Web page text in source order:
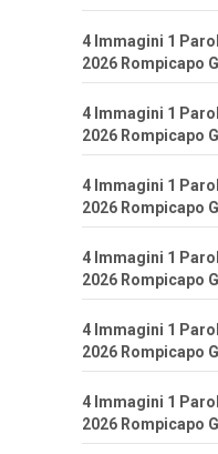
4 Immagini 1
2026 Rompicapo
4 Immagini 1
2026 Rompicapo
4 Immagini 1
2026 Rompicapo
4 Immagini 1
2026 Rompicapo
4 Immagini 1
2026 Rompicapo
4 Immagini 1
2026 Rompicapo